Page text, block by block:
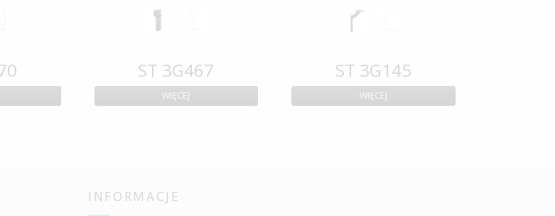
ST 3G467
WIĘCEJ
ST 3G145
WIĘCEJ
INFORMACJE